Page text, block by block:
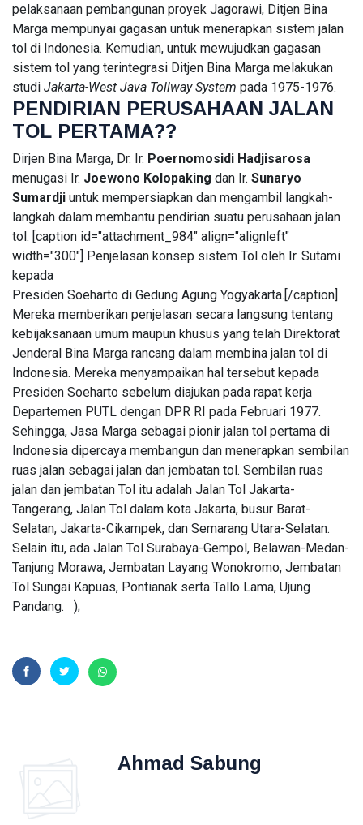
Halaman,
Inilah
Gambarnya
FEATURED
Stop
Bicara
RSS,
GOTO
Butuh
Laba,
Sulap
Angka
04
Aug,
2026
80
views
Laba
CPIN
Melonjak
95
Arus Kas
Operasi
Turun 19
04
Aug,
2026
79
Tags
T
PIALA DUNIA 2026
Meksiko
Laporan Keuangan
Kanada
Jepang
LNG Abadi Masela
Blok Masela
INPEX
Pertamina
pelaksanaan pembangunan proyek Jagorawi, Ditjen Bina
Marga mempunyai gagasan untuk menerapkan sistem jalan
tol di Indonesia. Kemudian, untuk mewujudkan gagasan
sistem tol yang terintegrasi Ditjen Bina Marga melakukan
studi Jakarta-West Java Tollway System pada 1975-1976.
PENDIRIAN PERUSAHAAN JALAN
TOL PERTAMA??
Dirjen Bina Marga, Dr. Ir. Poernomosidi Hadjisarosa
menugasi Ir. Joewono Kolopaking dan Ir. Sunaryo
Sumardji untuk mempersiapkan dan mengambil langkah-
langkah dalam membantu pendirian suatu perusahaan jalan
tol. [caption id="attachment_984" align="alignleft"
width="300"] Penjelasan konsep sistem Tol oleh Ir. Sutami
kepada
Presiden Soeharto di Gedung Agung Yogyakarta.[/caption]
Mereka memberikan penjelasan secara langsung tentang
kebijaksanaan umum maupun khusus yang telah Direktorat
Jenderal Bina Marga rancang dalam membina jalan tol di
Indonesia. Mereka menyampaikan hal tersebut kepada
Presiden Soeharto sebelum diajukan pada rapat kerja
Departemen PUTL dengan DPR RI pada Februari 1977.
Sehingga, Jasa Marga sebagai pionir jalan tol pertama di
Indonesia dipercaya membangun dan menerapkan sembilan
ruas jalan sebagai jalan dan jembatan tol. Sembilan ruas
jalan dan jembatan Tol itu adalah Jalan Tol Jakarta-
Tangerang, Jalan Tol dalam kota Jakarta, busur Barat-
Selatan, Jakarta-Cikampek, dan Semarang Utara-Selatan.
Selain itu, ada Jalan Tol Surabaya-Gempol, Belawan-Medan-
Tanjung Morawa, Jembatan Layang Wonokromo, Jembatan
Tol Sungai Kapuas, Pontianak serta Tallo Lama, Ujung
Pandang. );
Ahmad Sabung